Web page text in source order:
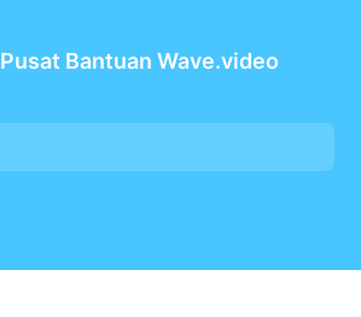
Pusat Bantuan Wave.video